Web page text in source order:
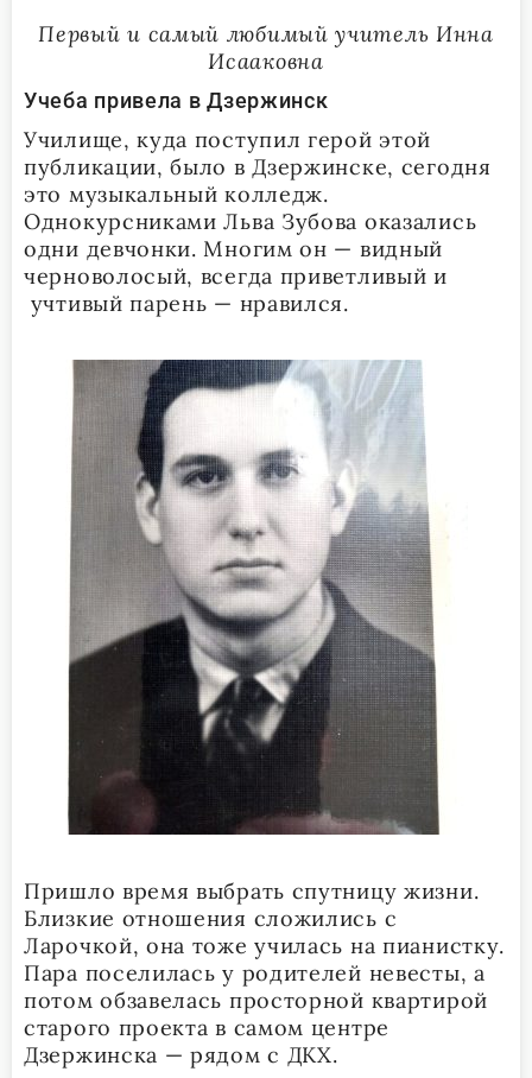
Первый и самый любимый учитель Инна
Исааковна
Учеба привела в Дзержинск
Училище, куда поступил герой этой
публикации, было в Дзержинске, сегодня
это музыкальный колледж.
Однокурсниками Льва Зубова оказались
одни девчонки. Многим он — видный
черноволосый, всегда приветливый и
учтивый парень — нравился.
Пришло время выбрать спутницу жизни.
Близкие отношения сложились с
Ларочкой, она тоже училась на пианистку.
Пара поселилась у родителей невесты, а
потом обзавелась просторной квартирой
старого проекта в самом центре
Дзержинска — рядом с ДКХ.